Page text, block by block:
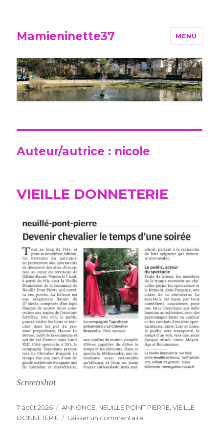
Mamieninette37 MENU
Auteur/autrice : nicole
VIEILLE DONNETERIE
Screenshot
Publié
le
7 août 2026 Catégories
ANNONCE, NEUILLE POINT PIERRE,VIEILLE
DONNETERIE
Laisser un commentaire